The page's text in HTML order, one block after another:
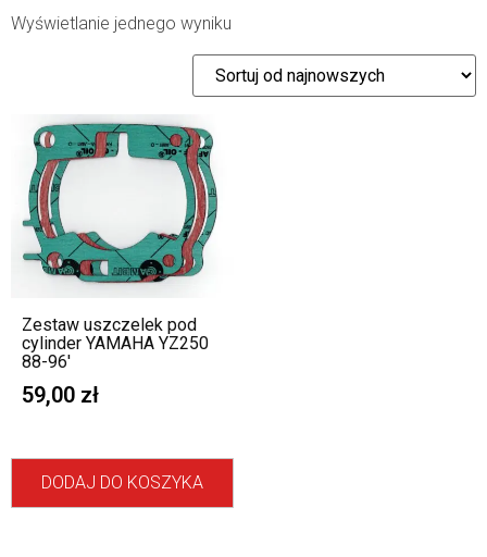
Wyświetlanie jednego wyniku
Zestaw uszczelek pod
cylinder YAMAHA YZ250
88-96′
59,00 zł
DODAJ DO KOSZYKA